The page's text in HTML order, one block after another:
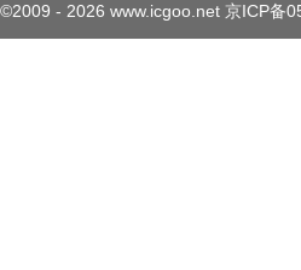
©2009 - 2026 www.icgoo.net 京ICP备